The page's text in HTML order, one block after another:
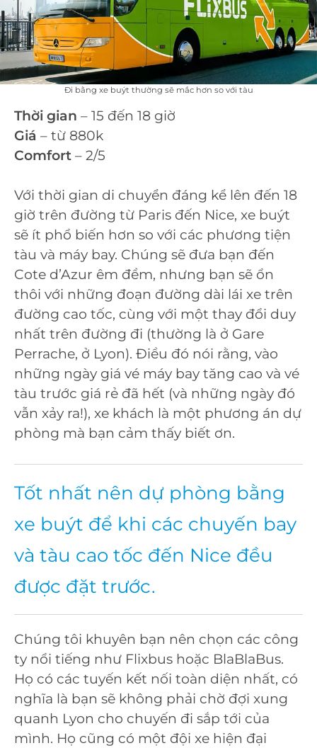
Đi bằng xe buýt thường sẽ mắc hơn so với tàu
Thời gian – 15 đến 18 giờ
Giá – từ 880k
Comfort – 2/5
Với thời gian di chuyển đáng kể lên đến 18
giờ trên đường từ Paris đến Nice, xe buýt
sẽ ít phổ biến hơn so với các phương tiện
tàu và máy bay. Chúng sẽ đưa bạn đến
Cote d’Azur êm đềm, nhưng bạn sẽ ổn
thôi với những đoạn đường dài lái xe trên
đường cao tốc, cùng với một thay đổi duy
nhất trên đường đi (thường là ở Gare
Perrache, ở Lyon). Điều đó nói rằng, vào
những ngày giá vé máy bay tăng cao và vé
tàu trước giá rẻ đã hết (và những ngày đó
vẫn xảy ra!), xe khách là một phương án dự
phòng mà bạn cảm thấy biết ơn.
Tốt nhất nên dự phòng bằng
xe buýt để khi các chuyến bay
và tàu cao tốc đến Nice đều
được đặt trước.
Chúng tôi khuyên bạn nên chọn các công
ty nổi tiếng như Flixbus hoặc BlaBlaBus.
Họ có các tuyến kết nối toàn diện nhất, có
nghĩa là bạn sẽ không phải chờ đợi xung
quanh Lyon cho chuyến đi sắp tới của
mình. Họ cũng có một đội xe hiện đại